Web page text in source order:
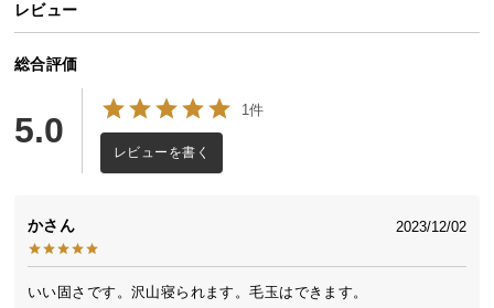
送
に
い
て
型
商
品
の
レビュー
総合評価
5.0
1件
レビューを書く
か 2023/12/02
いい固さです。沢山寝られます。毛玉はできます。